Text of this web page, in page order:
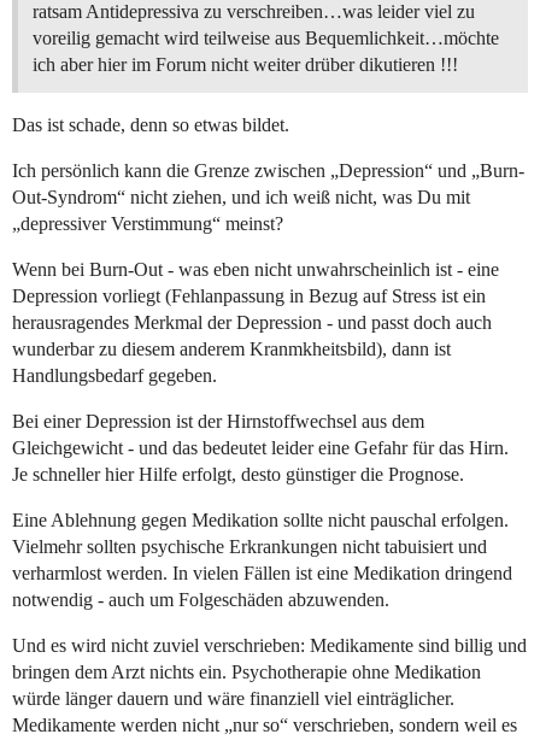
ratsam Antidepressiva zu verschreiben…was leider viel zu
voreilig gemacht wird teilweise aus Bequemlichkeit…möchte
ich aber hier im Forum nicht weiter drüber dikutieren !!!
Das ist schade, denn so etwas bildet.
Ich persönlich kann die Grenze zwischen „Depression“ und „Burn-
Out-Syndrom“ nicht ziehen, und ich weiß nicht, was Du mit
„depressiver Verstimmung“ meinst?
Wenn bei Burn-Out - was eben nicht unwahrscheinlich ist - eine
Depression vorliegt (Fehlanpassung in Bezug auf Stress ist ein
herausragendes Merkmal der Depression - und passt doch auch
wunderbar zu diesem anderem Kranmkheitsbild), dann ist
Handlungsbedarf gegeben.
Bei einer Depression ist der Hirnstoffwechsel aus dem
Gleichgewicht - und das bedeutet leider eine Gefahr für das Hirn.
Je schneller hier Hilfe erfolgt, desto günstiger die Prognose.
Eine Ablehnung gegen Medikation sollte nicht pauschal erfolgen.
Vielmehr sollten psychische Erkrankungen nicht tabuisiert und
verharmlost werden. In vielen Fällen ist eine Medikation dringend
notwendig - auch um Folgeschäden abzuwenden.
Und es wird nicht zuviel verschrieben: Medikamente sind billig und
bringen dem Arzt nichts ein. Psychotherapie ohne Medikation
würde länger dauern und wäre finanziell viel einträglicher.
Medikamente werden nicht „nur so“ verschrieben, sondern weil es